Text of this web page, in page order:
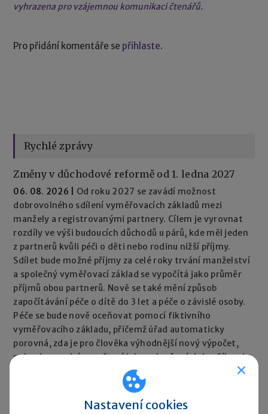
vyhrazena pro vzájemnou komunikaci čtenářů.
Pro přidání komentáře se přihlaste.
Rychlé zprávy
Změny v důchodové reformě od 1. ledna 2027
06. 08. 2026
Od roku 2027 se zavádí možnost
dobrovolného sdílení vyměřovacích základů mezi
manžely a registrovanými partnery. Cílem je vyrovnat
rozdíly ve výši budoucích důchodů u párů, kde měl jeden
z partnerů kvůli péči o děti nebo rodinu nižší příjmy.
Sdílet bude možné příjmy za celé roky trvání manželství
a společný vyměřovací základ se vypočítá jako průměr
příjmů obou partnerů. Nově se také mění způsob
započítávání péče o dítě do 3 let a péče o závislé osoby.
Péče se bude nově oceňovat pomocí fiktivního
vyměřovacího základu, přičemž úřad automaticky
porovná, zda je pro člověka výhodnější nový výpočet,
nebo dosavadní započtení jako vyloučené doby. Cílem je,
aby péče neměla negativní dopad na výši důchodu.
Nastavení cookies